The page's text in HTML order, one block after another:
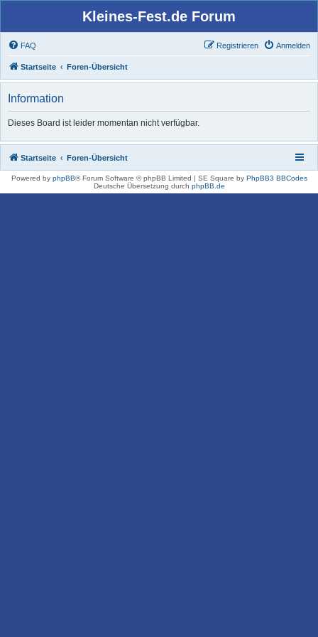
Kleines-Fest.de Forum
FAQ Anmelden
Registrieren
Startseite Foren-Übersicht
Information
Dieses Board ist leider momentan nicht verfügbar.
Startseite Foren-Übersicht
Powered by phpBB® Forum Software © phpBB Limited | SE Square by PhpBB3 BBCodes
Deutsche Übersetzung durch phpBB.de